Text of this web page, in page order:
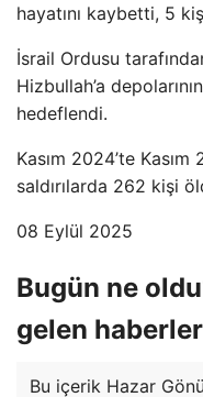
hayatını kaybetti, 5
İsrail Ordusu
Hizbullah’a
hedeflendi.
Kasım 2024’te Kasım
saldırılarda 262 kişi
08 Eylül 2025
Bugün ne
gelen
Bu içerik Hazar